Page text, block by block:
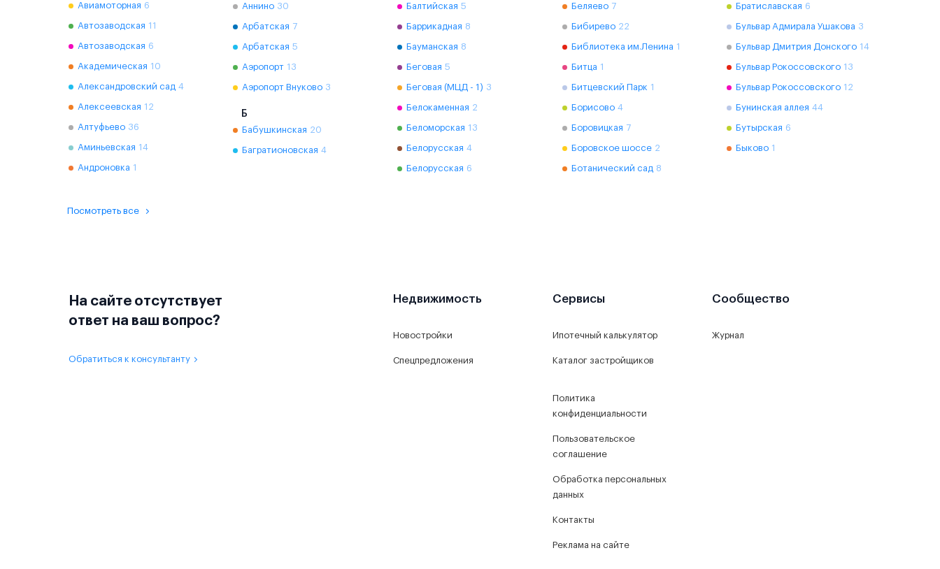
Авиамоторная 6
Автозаводская 11
Автозаводская 6
Академическая 10
Александровский сад 4
Алексеевская 12
Алтуфьево 36
Аминьевская 14
Андроновка 1
Аннино 30
Арбатская 7
Арбатская 5
Аэропорт 13
Аэропорт Внуково 3
Б
Бабушкинская 20
Багратионовская 4
Балтийская 5
Баррикадная 8
Бауманская 8
Беговая 5
Беговая (МЦД - 1) 3
Белокаменная 2
Беломорская 13
Белорусская 4
Белорусская 6
Беляево 7
Бибирево 22
Библиотека им.Ленина 1
Битца 1
Битцевский Парк 1
Борисово 4
Боровицкая 7
Боровское шоссе 2
Ботанический сад 8
Братиславская 6
Бульвар Адмирала Ушакова 3
Бульвар Дмитрия Донского 14
Бульвар Рокоссовского 13
Бульвар Рокоссовского 12
Бунинская аллея 44
Бутырская 6
Быково 1
Посмотреть все
На сайте отсутствует
ответ на ваш вопрос?
Обратиться к консультанту
Недвижимость
Новостройки
Спецпредложения
Сервисы
Ипотечный калькулятор
Каталог застройщиков
Политика
конфиденциальности
Пользовательское
соглашение
Обработка персональных
данных
Контакты
Реклама на сайте
Сообщество
Журнал